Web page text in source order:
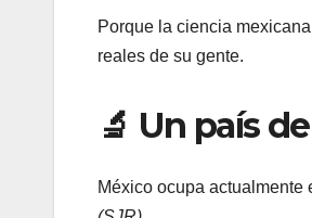
Porque la ciencia
reales de su gente.
🔬 Un país
México ocupa actualmente